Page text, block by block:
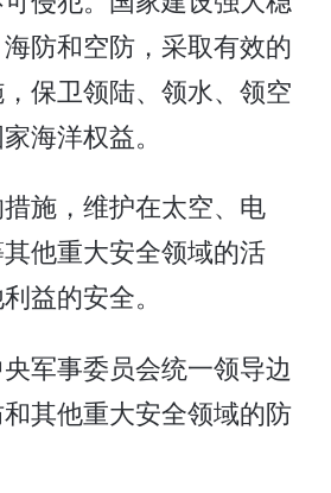
防和空防，采取有效的
保卫领陆、领水、领空
海洋权益。
施，维护在太空、电
他重大安全领域的活
益的安全。
军事委员会统一领导边
其他重大安全领域的防